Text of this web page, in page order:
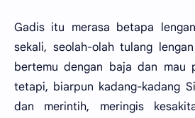
Gadis itu merasa betapa
sekali, seolah-olah tulang
bertemu dengan baja dan mau
tetapi, biarpun kadang-kadang
dan merintih, meringis